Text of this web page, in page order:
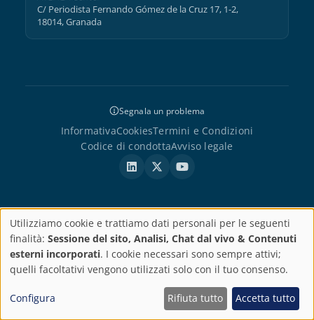
C/ Periodista Fernando Gómez de la Cruz 17, 1-2,
18014, Granada
Segnala un problema
InformativaCookiesTermini e Condizioni
Codice di condottaAvviso legale
© 2002–2026 AbroadLink Translations, S.L. Tutti i diritti riservati. · P.
IVA: ESB18612895
Impostazioni
sulla
privacy
Utilizziamo cookie e trattiamo dati personali per le seguenti
finalità: Sessione del sito, Analisi, Chat dal vivo & Contenuti
esterni incorporati. I cookie necessari sono sempre attivi;
quelli facoltativi vengono utilizzati solo con il tuo consenso.
Configura Rifiuta tutto Accetta tutto